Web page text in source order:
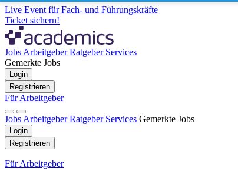
Live Event für Fach- und Führungskräfte
Ticket sichern!
Jobs ArbeitgeberRatgeber Services
Gemerkte Jobs
Login
Registrieren
Für Arbeitgeber
Jobs ArbeitgeberRatgeber Services Gemerkte Jobs
Login
Registrieren
Für Arbeitgeber